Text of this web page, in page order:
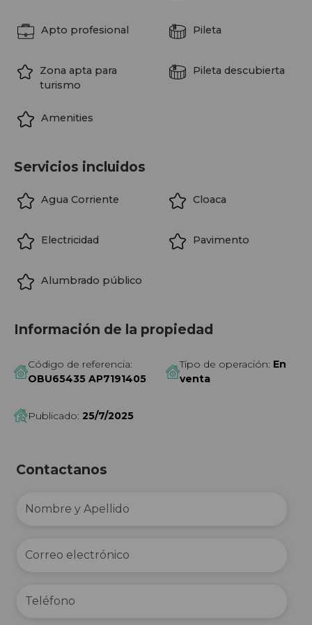
Características destacadas:
• Proyecto de escala boutique
• Entrega estimada en 20 meses
ubicación premium, con un producto distinto al estándar
Apto profesional Pileta
Zona apta para
turismo
Pileta descubierta
Amenities
Servicios incluidos
Agua Corriente Cloaca
Electricidad Pavimento
Alumbrado público
Información de la propiedad
Código de referencia:
OBU65435 AP7191405
Tipo de operación: En
venta
Publicado: 25/7/2025
Contactanos